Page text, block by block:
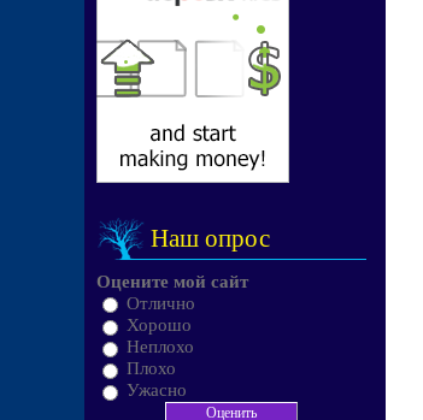
Наш опрос
Оцените мой сайт
Отлично
Хорошо
Неплохо
Плохо
Ужасно